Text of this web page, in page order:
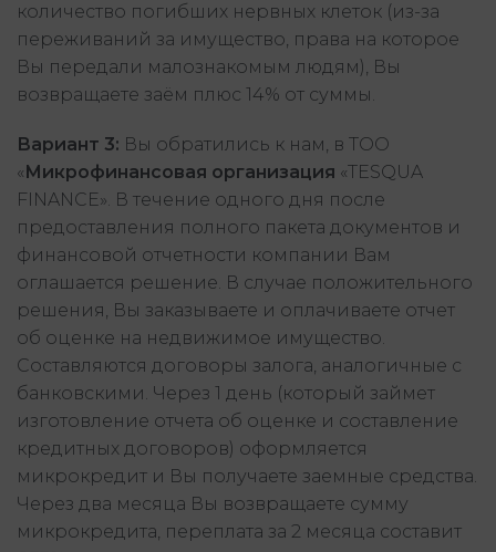
количество погибших нервных клеток (из-за
переживаний за имущество, права на которое
Вы передали малознакомым людям), Вы
возвращаете заём плюс 14% от суммы.
Вариант 3: Вы обратились к нам, в ТОО
«Микрофинансовая организация «TESQUA
FINANCE». В течение одного дня после
предоставления полного пакета документов и
финансовой отчетности компании Вам
оглашается решение. В случае положительного
решения, Вы заказываете и оплачиваете отчет
об оценке на недвижимое имущество.
Составляются договоры залога, аналогичные с
банковскими. Через 1 день (который займет
изготовление отчета об оценке и составление
кредитных договоров) оформляется
микрокредит и Вы получаете заемные средства.
Через два месяца Вы возвращаете сумму
микрокредита, переплата за 2 месяца составит